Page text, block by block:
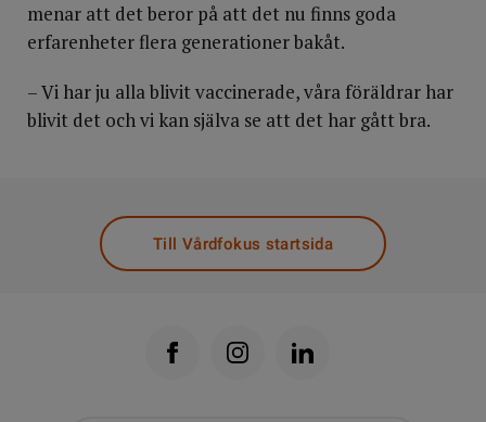
menar att det beror på att det nu finns goda
erfarenheter flera generationer bakåt.
– Vi har ju alla blivit vaccinerade, våra föräldrar har
blivit det och vi kan själva se att det har gått bra.
Till Vårdfokus startsida